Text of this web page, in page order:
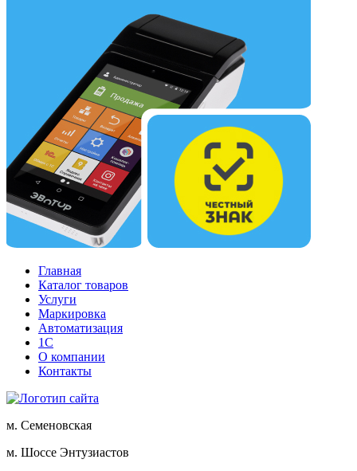
Главная
Каталог товаров
Услуги
Маркировка
Автоматизация
1С
О компании
Контакты
м. Семеновская
м. Шоссе Энтузиастов